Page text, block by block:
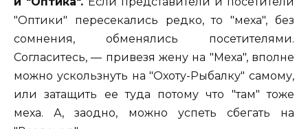
"Оптики" пересекались редко, то "меха", без
сомнения, обменялись посетителями.
Согласитесь, — привезя жену на "Меха", вполне
можно ускользнуть на "Охоту-Рыбалку" самому,
или затащить ее туда потому что "там" тоже
меха. А, заодно, можно успеть сбегать на